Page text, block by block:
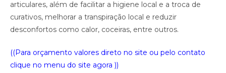
articulares, além de facilitar a higiene local e a troca de
curativos, melhorar a transpiração local e reduzir
desconfortos como calor, coceiras, entre outros.
((Para orçamento valores direto no site ou pelo contato
clique no menu do site agora ))